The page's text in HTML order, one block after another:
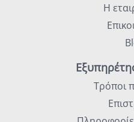
Η
Τρόποι